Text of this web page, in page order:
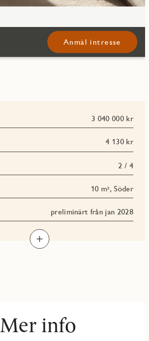
Anmäl intresse
3 040 000 kr
4 130 kr
2 / 4
10 m², Söder
preliminärt från jan 2028
Mer info